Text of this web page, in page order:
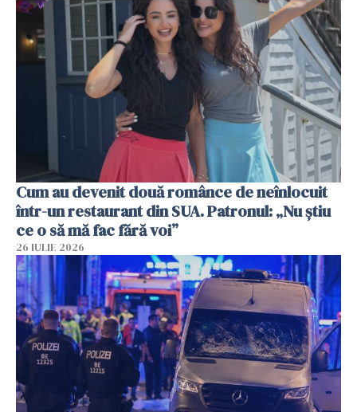
Cum au devenit două românce de neînlocuit
într-un restaurant din SUA. Patronul: „Nu știu
ce o să mă fac fără voi”
26 IULIE 2026